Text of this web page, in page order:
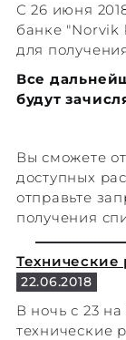
С 26 июня
банке "Norvik
для
Все
будут
Вы сможете
доступных
отправьте
получения
Технические
22.06.2018
В ночь с 23
технические